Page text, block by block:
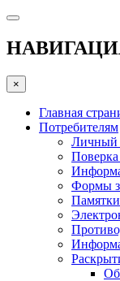
×
Главная
Потребителям
Личный
Поверка
Формы
Памятки